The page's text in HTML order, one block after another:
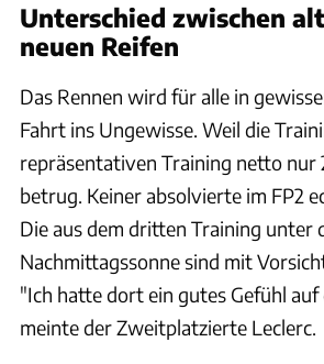
Unterschied zwischen
neuen Reifen
Das Rennen wird für alle in
Fahrt ins Ungewisse. Weil die
repräsentativen Training netto nur
betrug. Keiner absolvierte im FP2
Die aus dem dritten Training unter
Nachmittagssonne sind mit
"Ich hatte dort ein gutes Gefühl auf
meinte der Zweitplatzierte Leclerc.